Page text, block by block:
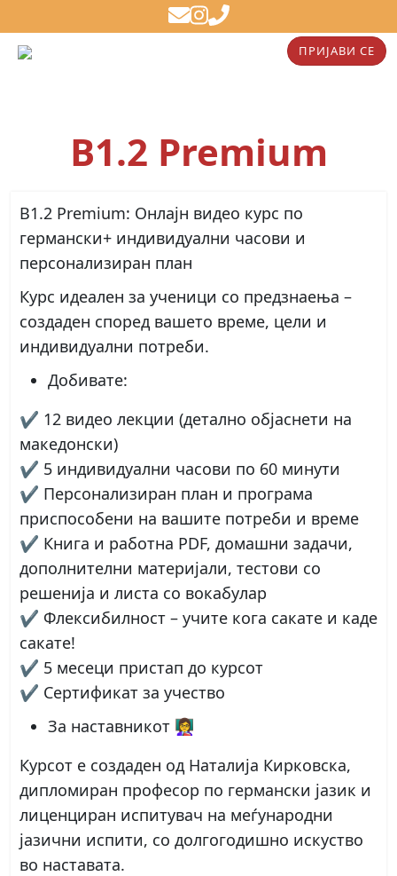
ПРИЈАВИ СЕ
B1.2 Premium
B1.2 Premium: Онлајн видео курс по
германски+ индивидуални часови и
персонализиран план
Курс идеален за ученици со предзнаења –
создаден според вашето време, цели и
индивидуални потреби.
Добивате:
✔ 12 видео лекции (детално објаснети на
македонски)
✔ 5 индивидуални часови по 60 минути
✔ Персонализиран план и програма
приспособени на вашите потреби и време
✔ Книга и работна PDF, домашни задачи,
дополнителни материјали, тестови со
решенија и листа со вокабулар
✔ Флексибилност – учите кога сакате и каде
сакате!
✔ 5 месеци пристап до курсот
✔ Сертификат за учество
За наставникот 👩‍🏫
Курсот е создаден од Наталија Кирковска,
дипломиран професор по германски јазик и
лиценциран испитувач на меѓународни
јазични испити, со долгогодишно искуство
во наставата.